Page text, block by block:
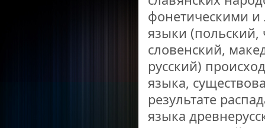
фонетическими и
языки (польский,
словенский,
русский)
языка,
результате
языка